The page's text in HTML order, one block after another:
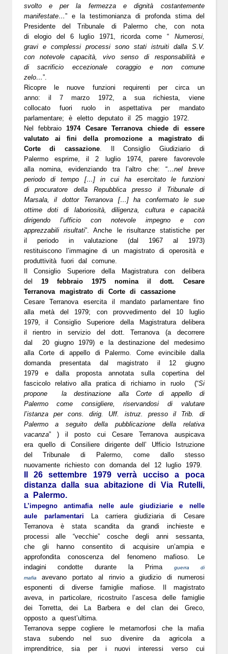
svolto e per la fermezza e dignità costantemente
manifestate…” e la testimonianza di profonda stima del
Presidente del Tribunale di Palermo che, con nota
di elogio del 6 luglio 1971 , ricorda come “ Numerosi,
gravi e complessi processi sono stati istruiti dalla S.V.
con notevole capacità, vivo senso di responsabilità e
di sacrificio eccezionale coraggio e non comune
zelo…”.
Ricopre le nuove funzioni requirenti per circa un
anno: il 7 marzo 1972, a suarichiesta , viene
collocato fuori ruolo in aspettativa per mandato
parlamentare; è eletto deputato il 25 maggio 1972.
Nel febbraio1974 Cesare Terranova chiede di essere
valutatoai fini della promozione a magistrato di
Corte di cassazione. Il Consiglio Giudiziario di
Palermo esprime, il 2 luglio 1974, parere favorevole
alla nomina, evidenziando tra l’altro che: “…nel breve
periodo di tempo […] in cui ha esercitato le funzioni
di procuratore della Repubblica presso il Tribunale di
Marsala, il dottor Terranova […] ha confermato le sue
ottime doti di laboriosità, diligenza, cultura e capacità
dirigendo l’ufficio con notevole impegno e con
apprezzabili risultati”. Anche le risultanze statistiche per
il periodo in valutazione (dal 1967 al 1973)
restituiscono l’immagine di un magistrato di operosità e
produttività fuori dal comune.
Il Consiglio Superiore della Magistratura con delibera
del 19 febbraio 1975nomina il dott. Cesare
Terranova magistrato di Corte di cassazione
Cesare Terranova esercita il mandato parlamentare fino
alla metà del 1979; con provvedimento del 10 luglio
1979, il Consiglio Superiore della Magistratura delibera
il rientro in servizio del dott. Terranova (a decorrere
dal 20 giugno 1979) e la destinazione del medesimo
alla Corte di appello di Palermo. Come evincibile dalla
domanda presentata dal magistrato il 12 giugno
1979e dalla proposta annotata sulla copertina del
fascicolorelativo alla pratica di richiamo in ruolo (“Si
propone la destinazione alla Corte di appello di
Palermo come consigliere, riservandosi di valutare
l’istanza per cons. dirig. Uff. istruz. presso il Trib. di
Palermo a seguito della pubblicazione della relativa
vacanza” ) il posto cui Cesare Terranova auspicava
era quello di Consiliere dirigente dell’ Ufficio Istruzione
del Tribunale di Palermo, come dallo stesso
nuovamente richiesto con domanda del 12 luglio 1979.
Il 26 settembre 1979 verrà ucciso a poca
distanza dalla sua abitazione di Via Rutelli,
a Palermo.
L’impegno antimafia nelle aule giudiziarie e nelle
aule parlamentari La carriera giudiziaria di Cesare
Terranova è stata scandita da grandi inchieste e
processi alle “vecchie” cosche degli anni sessanta,
che gli hanno consentito di acquisire un’ampia e
approfondita conoscenza del fenomeno mafioso. Le
indagini condotte durante la Prima
guerra di
mafia
avevano portato al rinvio a giudizio di numerosi
esponenti di diverse famiglie mafiose. Il magistrato
aveva, in particolare, ricostruito l’ascesa delle famiglie
dei Torretta, dei La Barbera e del clan dei Greco,
opposto a quest’ultima.
Terranova seppe cogliere le metamorfosi che la mafia
stava subendo nel suo divenire da agricola a
imprenditrice, sia per i nuovi interessi verso cui